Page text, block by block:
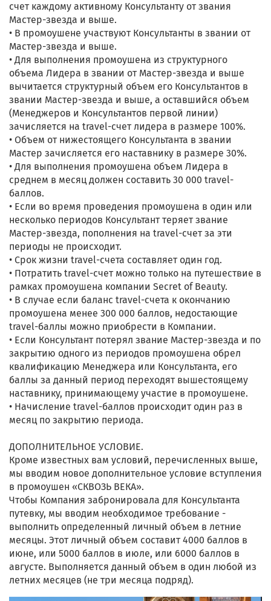
счет каждому активному Консультанту от звания
Мастер-звезда и выше.
• В промоушене участвуют Консультанты в звании от
Мастер-звезда и выше.
• Для выполнения промоушена из структурного
объема Лидера в звании от Мастер-звезда и выше
вычитается структурный объем его Консультантов в
звании Мастер-звезда и выше, а оставшийся объем
(Менеджеров и Консультантов первой линии)
зачисляется на travel-счет лидера в размере 100%.
• Объем от нижестоящего Консультанта в звании
Мастер зачисляется его наставнику в размере 30%.
• Для выполнения промоушена объем Лидера в
среднем в месяц должен составить 30 000 travel-
баллов.
• Если во время проведения промоушена в один или
несколько периодов Консультант теряет звание
Мастер-звезда, пополнения на travel-счет за эти
периоды не происходит.
• Срок жизни travel-счета составляет один год.
• Потратить travel-счет можно только на путешествие в
рамках промоушена компании Secret of Beauty.
• В случае если баланс travel-счета к окончанию
промоушена менее 300 000 баллов, недостающие
travel-баллы можно приобрести в Компании.
• Если Консультант потерял звание Мастер-звезда и по
закрытию одного из периодов промоушена обрел
квалификацию Менеджера или Консультанта, его
баллы за данный период переходят вышестоящему
наставнику, принимающему участие в промоушене.
• Начисление travel-баллов происходит один раз в
месяц по закрытию периода.
ДОПОЛНИТЕЛЬНОЕ УСЛОВИЕ.
Кроме известных вам условий, перечисленных выше,
мы вводим новое дополнительное условие вступления
в промоушен «СКВОЗЬ ВЕКА».
Чтобы Компания забронировала для Консультанта
путевку, мы вводим необходимое требование -
выполнить определенный личный объем в летние
месяцы. Этот личный объем составит 4000 баллов в
июне, или 5000 баллов в июле, или 6000 баллов в
августе. Выполняется данный объем в один любой из
летних месяцев (не три месяца подряд).